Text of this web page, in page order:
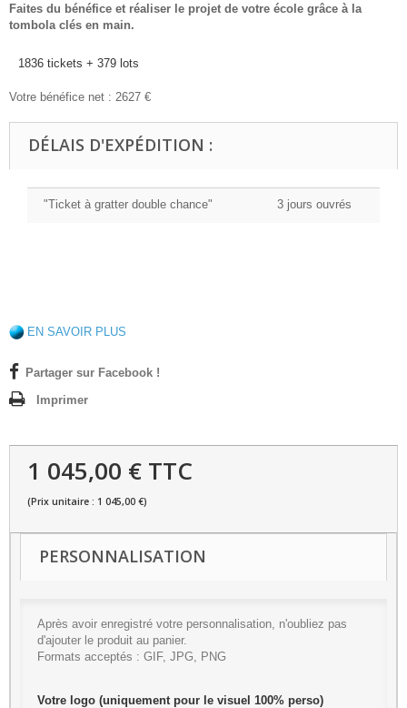
Faites du bénéfice et réaliser le projet de votre école grâce à la
tombola clés en main.
1836 tickets + 379 lots
Votre bénéfice net : 2627 €
DÉLAIS D'EXPÉDITION :
"Ticket à gratter double chance" 3 jours ouvrés
EN SAVOIR PLUS
Partager sur Facebook !
Imprimer
1 045,00 € TTC
(Prix unitaire : 1 045,00 €)
PERSONNALISATION
Après avoir enregistré votre personnalisation, n'oubliez pas
d'ajouter le produit au panier.
Formats acceptés : GIF, JPG, PNG
Votre logo (uniquement pour le visuel 100% perso)